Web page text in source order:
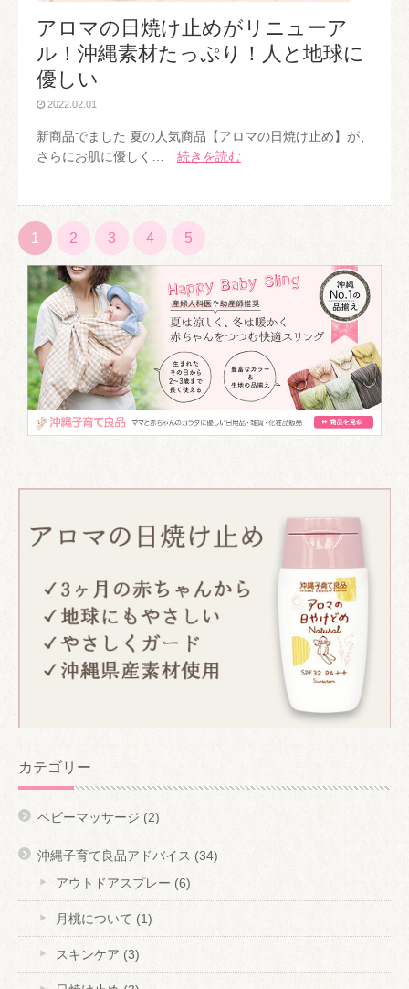
アロマの日焼け止めがリニューア
ル！沖縄素材たっぷり！人と地球に
優しい
2022.02.01
新商品でました 夏の人気商品【アロマの日焼け止め】が、
さらにお肌に優しく… 続きを読む
1 2 3 4 5
カテゴリー
ベビーマッサージ (2)
沖縄子育て良品アドバイス (34)
アウトドアスプレー (6)
月桃について (1)
スキンケア (3)